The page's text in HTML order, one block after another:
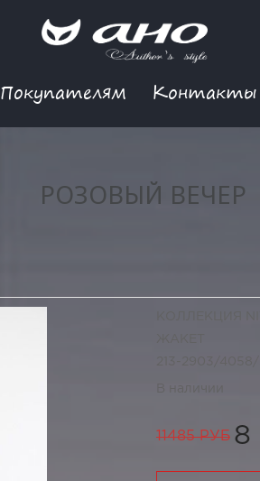
Покупателям Контакты
РОЗОВЫЙ ВЕЧЕР
11485 РУБ 8